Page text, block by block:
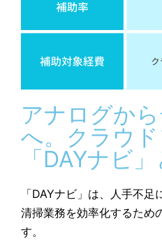
アナログか
へ。クラウド
「DAYナビ
「DAYナビ」は、人手不
清掃業務を効率化するため
す。